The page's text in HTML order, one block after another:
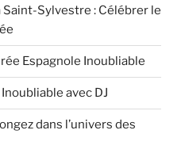
Saint-Sylvestre : Célébrer le
Espagnole Inoubliable
avec DJ
dans l’univers des